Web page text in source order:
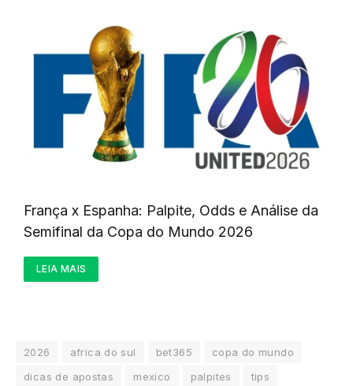
França x Espanha: Palpite, Odds e Análise da
Semifinal da Copa do Mundo 2026
LEIA MAIS
2026 africa do sul bet365
copa do mundo
dicas de apostas
mexico palpites tips